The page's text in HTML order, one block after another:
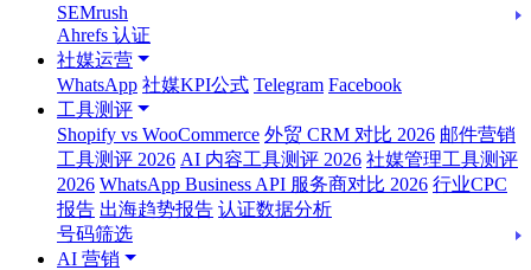
SEMrush
Ahrefs 认证
社媒运营
WhatsApp 社媒KPI公式 Telegram Facebook
工具测评
Shopify vs WooCommerce 外贸 CRM 对比 2026 邮件营销
工具测评 2026 AI 内容工具测评 2026 社媒管理工具测评
2026 WhatsApp Business API 服务商对比 2026 行业CPC
报告 出海趋势报告 认证数据分析
号码筛选
AI 营销